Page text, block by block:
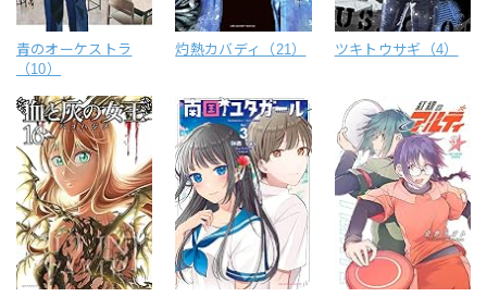
青のオーケストラ
（10）
灼熱カバディ（21） ツキトウサギ（4）